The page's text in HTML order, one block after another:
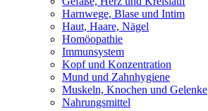
Harnwege, Blase und Intim
Haut, Haare, Nägel
Homöopathie
Immunsystem
Kopf und Konzentration
Mund und Zahnhygiene
Muskeln, Knochen und Gelenke
Nahrungsmittel